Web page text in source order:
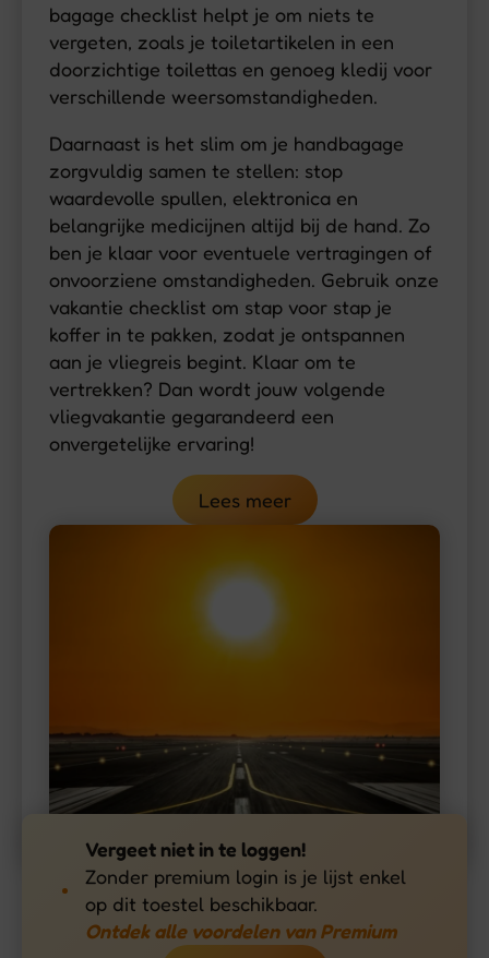
bagage checklist helpt je om niets te
vergeten, zoals je toiletartikelen in een
doorzichtige toilettas en genoeg kledij voor
verschillende weersomstandigheden.
Daarnaast is het slim om je handbagage
zorgvuldig samen te stellen: stop
waardevolle spullen, elektronica en
belangrijke medicijnen altijd bij de hand. Zo
ben je klaar voor eventuele vertragingen of
onvoorziene omstandigheden. Gebruik onze
vakantie checklist om stap voor stap je
koffer in te pakken, zodat je ontspannen
aan je vliegreis begint. Klaar om te
vertrekken? Dan wordt jouw volgende
vliegvakantie gegarandeerd een
onvergetelijke ervaring!
Lees meer
Vergeet niet in te loggen!
Zonder premium login is je lijst enkel
op dit toestel beschikbaar.
Ontdek alle voordelen van Premium